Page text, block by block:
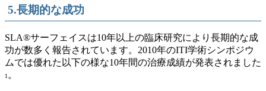
5.長期的な成功
SLA®サーフェイスは10年以上の臨床研究により長期的な成
功が数多く報告されています。2010年のITI学術シンポジウ
ムでは優れた以下の様な10年間の治療成績が発表されました
1。